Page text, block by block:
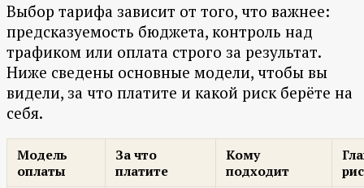
Выбор тарифа зависит от того, что важнее:
предсказуемость бюджета, контроль над
трафиком или оплата строго за результат.
Ниже сведены основные модели, чтобы вы
видели, за что платите и какой риск берёте на
себя.
Модель
оплаты
За что
платите
Кому
подходит